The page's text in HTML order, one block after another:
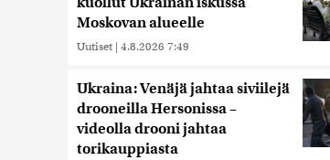
Moskovan alueelle
Uutiset | 4.8.2026 7:49
Ukraina: Venäjä jahtaa siviilejä
drooneilla Hersonissa –
videolla drooni jahtaa
torikauppiasta